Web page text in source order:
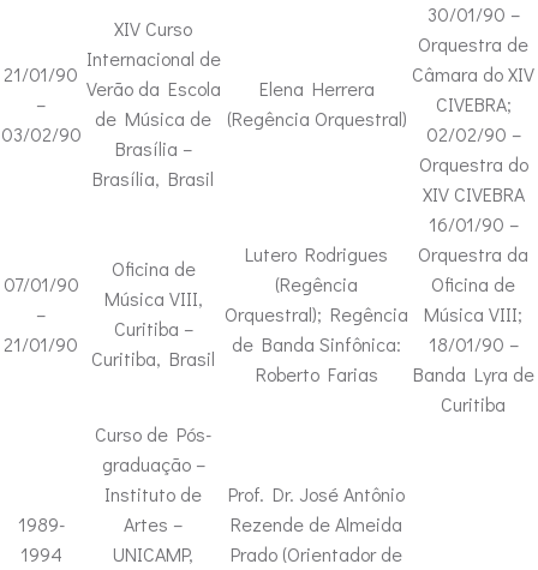
21/01/90
–
03/02/90
XIV Curso
Internacional de
Verão da Escola
de Música de
Brasília –
Brasília, Brasil
Elena Herrera
(Regência Orquestral)
30/01/90 –
Orquestra de
Câmara do XIV
CIVEBRA;
02/02/90 –
Orquestra do
XIV CIVEBRA
07/01/90
–
21/01/90
Oficina de
Música VIII,
Curitiba –
Curitiba, Brasil
Lutero Rodrigues
(Regência
Orquestral); Regência
de Banda Sinfônica:
Roberto Farias
16/01/90 –
Orquestra da
Oficina de
Música VIII;
18/01/90 –
Banda Lyra de
Curitiba
1989-
1994
Curso de Pós-
graduação –
Instituto de
Artes –
UNICAMP,
Prof. Dr. José Antônio
Rezende de Almeida
Prado (Orientador de